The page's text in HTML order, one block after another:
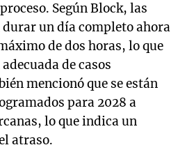
Según Block, las
un día completo ahora
de dos horas, lo que
de casos
mencionó que se están
para 2028 a
lo que indica un
atraso.